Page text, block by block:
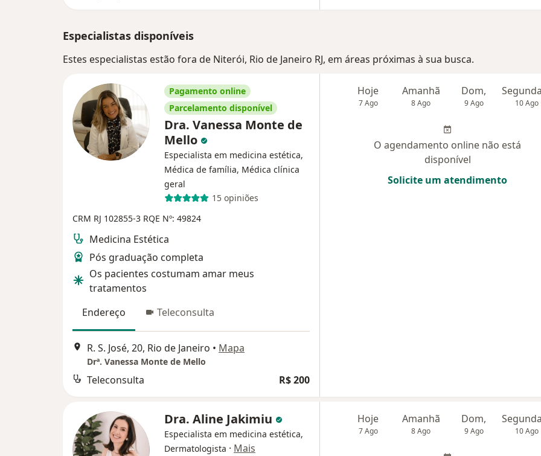
Especialistas disponíveis
Estes especialistas estão fora de Niterói, Rio de Janeiro RJ, em áreas próximas à sua busca.
Pagamento online
Parcelamento disponível
Dra. Vanessa Monte de
Mello
Especialista em medicina estética,
Médica de família, Médica clínica
geral
15 opiniões
CRM RJ 102855-3 RQE Nº: 49824
Medicina Estética
Pós graduação completa
Os pacientes costumam amar meus
tratamentos
Endereço
Teleconsulta
R. S. José, 20, Rio de Janeiro • Mapa
Drª. Vanessa Monte de Mello
Teleconsulta R$ 200
Hoje
7 Ago
Amanhã
8 Ago
Dom,
9 Ago 10 Ago
O agendamento online não está
disponível
Solicite um atendimento
Dra. Aline Jakimiu
Especialista em medicina estética,
Dermatologista · Mais
Hoje
7 Ago
Amanhã
8 Ago
Dom,
9 Ago 10 Ago